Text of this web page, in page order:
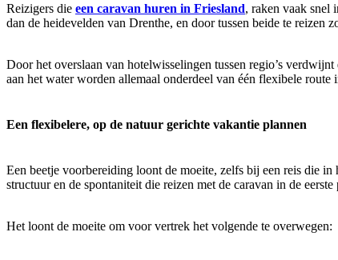
Reizigers die een caravan huren in Friesland, raken vaak snel
dan de heidevelden van Drenthe, en door tussen beide te reizen
Door het overslaan van hotelwisselingen tussen regio’s
aan het water worden allemaal onderdeel van één flexibele route
Een flexibelere, op de natuur gerichte vakantie plannen
Een beetje voorbereiding loont de moeite, zelfs bij een reis die
structuur en de spontaniteit die reizen met de caravan in de
Het loont de moeite om voor vertrek het volgende te overwegen: